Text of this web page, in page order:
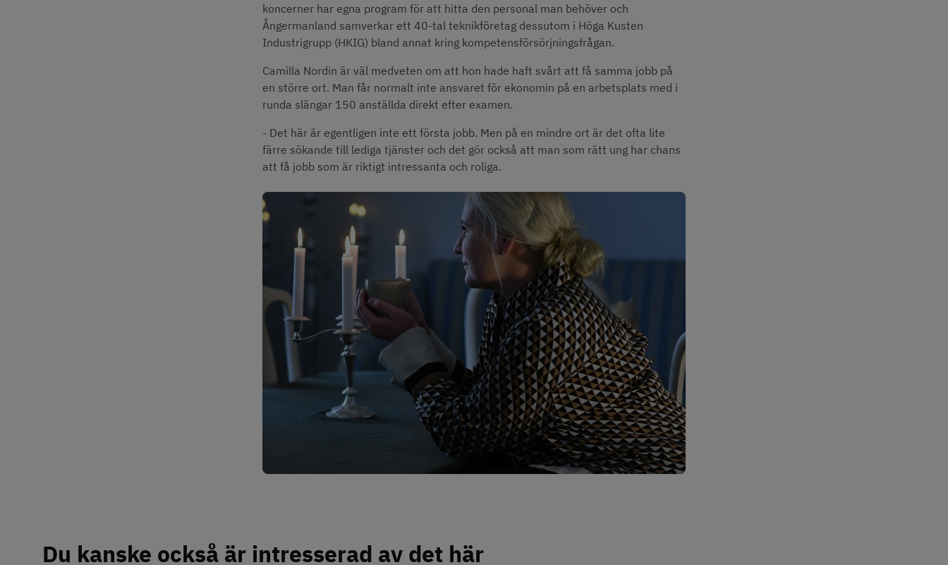
koncerner har egna program för att hitta den personal man behöver och
Ångermanland samverkar ett 40-tal teknikföretag dessutom i Höga Kusten
Industrigrupp (HKIG) bland annat kring kompetensförsörjningsfrågan.
Camilla Nordin är väl medveten om att hon hade haft svårt att få samma jobb på
en större ort. Man får normalt inte ansvaret för ekonomin på en arbetsplats med i
runda slängar 150 anställda direkt efter examen.
- Det här är egentligen inte ett första jobb. Men på en mindre ort är det ofta lite
färre sökande till lediga tjänster och det gör också att man som rätt ung har chans
att få jobb som är riktigt intressanta och roliga.
Du kanske också är intresserad av det här